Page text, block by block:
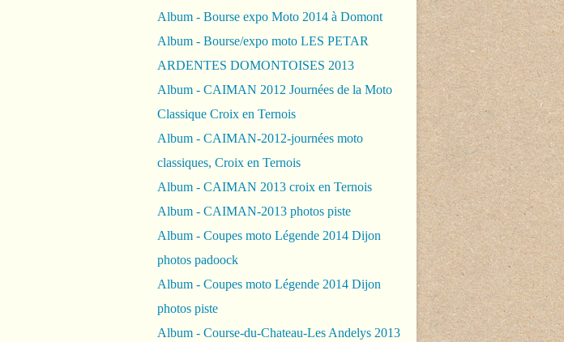
Album - Bourse expo Moto 2014 à Domont
Album - Bourse/expo moto LES PETAR
ARDENTES DOMONTOISES 2013
Album - CAIMAN 2012 Journées de la Moto
Classique Croix en Ternois
Album - CAIMAN-2012-journées moto
classiques, Croix en Ternois
Album - CAIMAN 2013 croix en Ternois
Album - CAIMAN-2013 photos piste
Album - Coupes moto Légende 2014 Dijon
photos padoock
Album - Coupes moto Légende 2014 Dijon
photos piste
Album - Course-du-Chateau-Les Andelys 2013